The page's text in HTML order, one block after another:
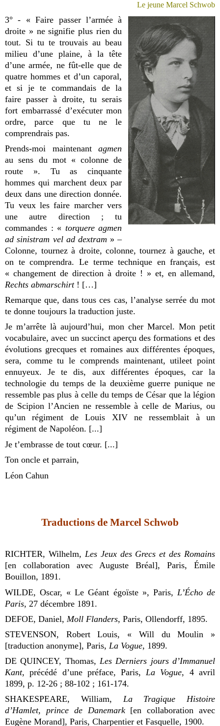
Le jeune Marcel Schwob
3° - « Faire passer l’armée à
droite » ne signifie plus rien du
tout. Si tu te trouvais au beau
milieu d’une plaine, à la tête
d’une armée, ne fût-elle que de
quatre hommes et d’un caporal,
et si je te commandais de la
faire passer à droite, tu serais
fort embarrassé d’exécuter mon
ordre, parce que tu ne le
comprendrais pas.
Prends-moi maintenantagmen
au sens du mot « colonne de
route ». Tu as cinquante
hommes qui marchent deux par
deux dans une direction donnée.
Tu veux les faire marcher vers
une autre direction ; tu
commandes : « torquere agmen
ad sinistram vel ad dextram » –
Colonne, tournez à droite, colonne, tournez à gauche, et
on te comprendra. Le terme technique en français, est
« changement de direction à droite ! » et, en allemand,
Rechts abmarschirt ! […]
Remarque que, dans tous ces cas, l’analyse serrée du mot
te donne toujours la traduction juste.
Je m’arrête là aujourd’hui, mon cher Marcel. Mon petit
vocabulaire, avec un succinct aperçu des formations et des
évolutions grecques et romaines aux différentes époques,
sera, comme tu le comprends maintenant, utileet point
ennuyeux. Je te dis, aux différentes époques, car la
technologie du temps de la deuxième guerre punique ne
ressemble pas plus à celle du temps de César que la légion
de Scipion l’Ancien ne ressemble à celle de Marius, ou
qu’un régiment de Louis XIV ne ressemblait à un
régiment de Napoléon. [...]
Je t’embrasse de tout cœur. [...]
Ton oncle et parrain,
Léon Cahun
Traductions de Marcel Schwob
RICHTER, Wilhelm, Les Jeux des Grecs et des Romains
[en collaboration avec Auguste Bréal], Paris, Émile
Bouillon, 1891.
WILDE, Oscar, « Le Géant égoïste », Paris, L’Écho de
Paris, 27 décembre 1891.
DEFOE, Daniel, Moll Flanders, Paris, Ollendorff, 1895.
STEVENSON, Robert Louis, « Will du Moulin »
[traduction anonyme], Paris, La Vogue, 1899.
DE QUINCEY, Thomas, Les Derniers jours d’Immanuel
Kant, précédé d’une préface, Paris, La Vogue, 4 avril
1899, p. 12-26 ; 88-102 ; 161-174.
SHAKESPEARE, William, La Tragique Histoire
d’Hamlet, prince de Danemark [en collaboration avec
Eugène Morand], Paris, Charpentier et Fasquelle, 1900.